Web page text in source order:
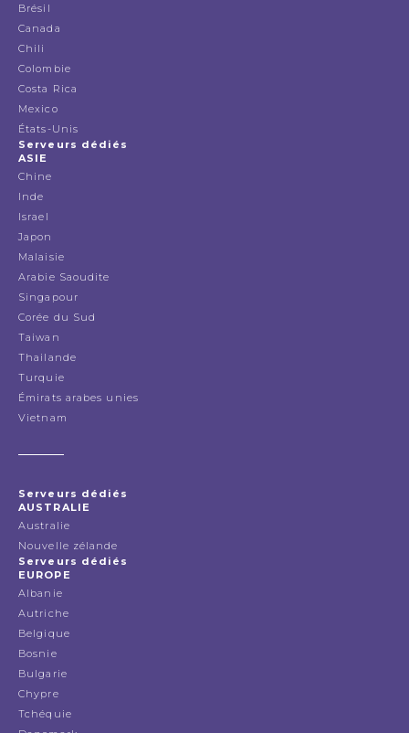
Brésil
Canada
Chili
Colombie
Costa Rica
Mexico
États-Unis
Serveurs dédiés
ASIE
Chine
Inde
Israel
Japon
Malaisie
Arabie Saoudite
Singapour
Corée du Sud
Taiwan
Thailande
Turquie
Émirats arabes unies
Vietnam
Serveurs dédiés
AUSTRALIE
Australie
Nouvelle zélande
Serveurs dédiés
EUROPE
Albanie
Autriche
Belgique
Bosnie
Bulgarie
Chypre
Tchéquie